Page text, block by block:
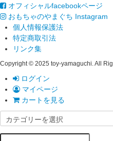
オフィシャルfacebookページ
おもちゃのやまぐち Instagram
個人情報保護法
特定商取引法
リンク集
Copyright © 2025 toy-yamaguchi. All
ログイン
マイページ
カートを見る